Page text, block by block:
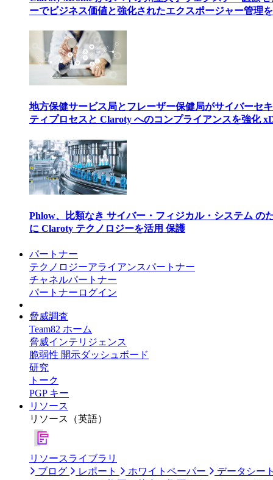
ーでビジネス価値と強化されたエクスポージャー管理
地方保健サービス局とフレーザー保健局がサイバーセ
ティプロセスと Claroty へのコンプライアンスを強化
Phlow、比類なき サイバー・フィジカル・システム の
に Claroty テクノロジーを活用 保護
パートナー
テクノロジーアライアンスパートナー
チャネルパートナー
パートナーログイン
脅威調査
Team82 ホーム
脅威インテリジェンス
脆弱性 開示ダッシュボード
研究
トーク
PGP キー
リソース
リソース（英語）
リソースライブラリ
ブログ
レポート ホワイトペーパー
データシー